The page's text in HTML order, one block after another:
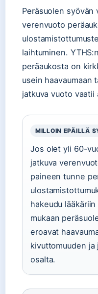
Peräsuolen syövän
verenvuoto
laihtuminen.
peräaukosta on
usein haavaumaan
jatkuva vuoto vaatii
MILLOIN EPÄILLÄ
Jos olet yli 60-
jatkuva
paineen tunne
hakeudu
mukaan
eroavat
kivuttomuuden ja
osalta.